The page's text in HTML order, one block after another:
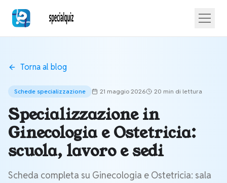
Torna al blog
Schede specializzazione 21 maggio 2026 20 min di lettura
Specializzazione in
Ginecologia e Ostetricia:
scuola, lavoro e sedi
Scheda completa su Ginecologia e Ostetricia: sala